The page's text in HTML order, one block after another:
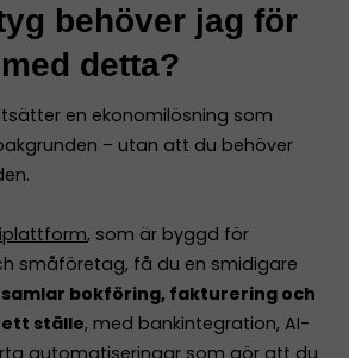
behöver jag för
detta?
en ekonomilösning som
– utan att du behöver
, som är byggd för
småföretag, få du en smidigare
samlar bokföring, fakturering och
ställe, med bankintegration, AI-
automatiseringar som gör att du